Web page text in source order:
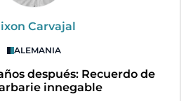
Carvajal
ALEMANIA
después: Recuerdo de
innegable